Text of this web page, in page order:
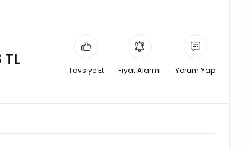
Tavsiye Et Fiyat Alarmı Yorum Yap